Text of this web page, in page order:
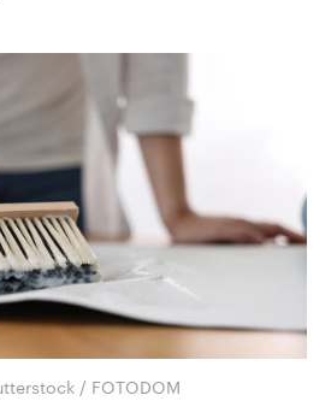
/ FOTODOM